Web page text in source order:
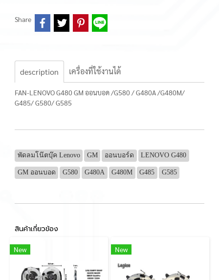
Share
description เครื่องที่ใช้งานได้
FAN-LENOVO G480 GM ออนบอด /G580 / G480A /G480M/
G485/ G580/ G585
พัดลมโน๊ตบุ๊ค Lenovo GM ออนบอร์ด LENOVO G480
GM ออนบอด G580 G480A G480M G485 G585
สินค้าเกี่ยวข้อง
New New